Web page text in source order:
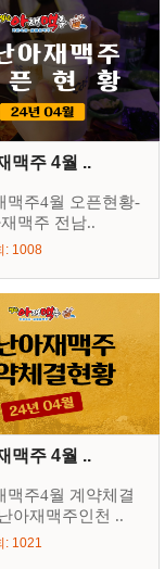
맥주 4월 ..
맥주4월 오픈현황-
맥주 전남..
: 1008
맥주 4월 ..
맥주4월 계약체결
아재맥주인천 ..
: 1021